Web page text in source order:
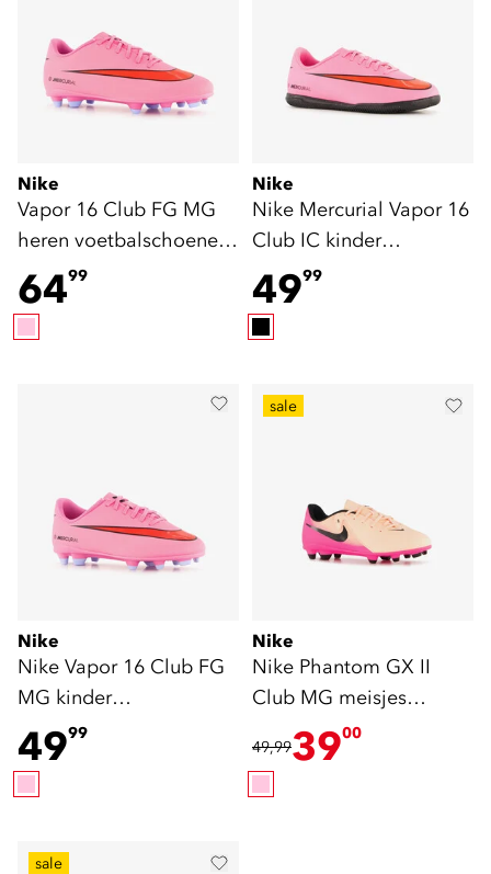
Nike
Vapor 16 Club FG MG
heren voetbalschoenen
roze
6499
Nike
Nike Mercurial Vapor 16
Club IC kinder
zaalschoenen roze
4999
Nike
Nike Vapor 16 Club FG
MG kinder
voetbalschoenen roze
4999
sale
Nike
Nike Phantom GX II
Club MG meisjes
voetbalschoenen roze
49,993900
sale